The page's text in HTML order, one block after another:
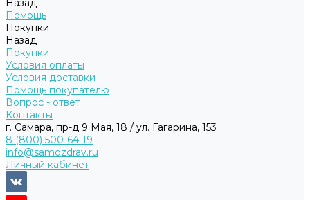
Назад
Помощь
Покупки
Назад
Покупки
Условия оплаты
Условия доставки
Помощь покупателю
Вопрос - ответ
Контакты
г. Самара, пр-д 9 Мая, 18 / ул. Гагарина, 153
8 (800) 500-64-19
info@samozdrav.ru
Личный кабинет